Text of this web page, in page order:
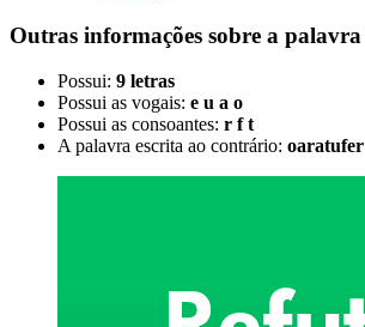
Outras informações sobre a palavra
Possui: 9 letras
Possui as vogais: e u a o
Possui as consoantes: r f t
A palavra escrita ao contrário: oaratufer